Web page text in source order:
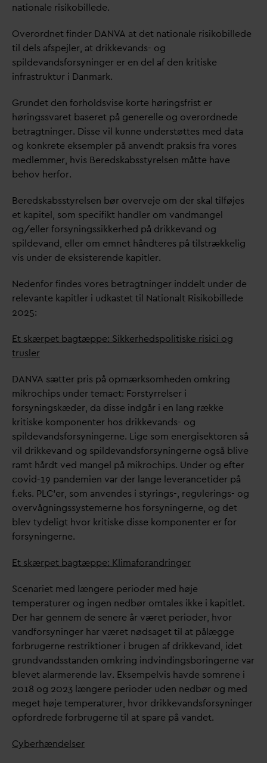
nationale risikobillede.
Overordnet finder DANVA at det nationale risikobillede
til dels afspejler, at drikkevands- og
spildevandsforsyninger er en del af den kritiske
infrastruktur i Danmark.
Grundet den forholdsvise korte høringsfrist er
høringssvaret baseret på generelle og overordnede
betragtninger. Disse vil kunne understøttes med data
og konkrete eksempler på anvendt praksis fra vores
medlemmer, hvis Beredskabsstyrelsen måtte have
behov herfor.
Beredskabsstyrelsen bør overveje om der skal tilføjes
et kapitel, som specifikt handler om vandmangel
og/eller forsyningssikkerhed på drikkevand og
spildevand, eller om emnet håndteres på tilstrækkelig
vis under de eksisterende kapitler.
Nedenfor findes vores betragtninger inddelt under de
relevante kapitler i udkastet til Nationalt Risikobillede
2025:
Et skærpet bagtæppe: Sikkerhedspolitiske risici og
trusler
DANVA sætter pris på opmærksomheden omkring
mikrochips under temaet: Forstyrrelser i
forsyningskæder, da disse indgår i en lang række
kritiske komponenter hos drikkevands- og
spildevandsforsyningerne. Lige som energisektoren så
vil drikkevand og spildevandsforsyningerne også blive
ramt hårdt ved mangel på mikrochips. Under og efter
covid-19 pandemien var der lange leverancetider på
f.eks. PLC’er, som anvendes i styrings-, regulerings- og
overvågningssystemerne hos forsyningerne, og det
blev tydeligt hvor kritiske disse komponenter er for
forsyningerne.
Et skærpet bagtæppe: Klimaforandringer
Scenariet med længere perioder med høje
temperaturer og ingen nedbør omtales ikke i kapitlet.
Der har gennem de senere år været perioder, hvor
vandforsyninger har været nødsaget til at pålægge
forbrugerne restriktioner i brugen af drikkevand, idet
grundvandsstanden omkring indvindingsboringerne var
blevet alarmerende lav. Eksempelvis havde somrene i
2018 og 2023 længere perioder uden nedbør og med
meget høje temperaturer, hvor drikkevandsforsyninger
opfordrede forbrugerne til at spare på vandet.
Cyberhændelser